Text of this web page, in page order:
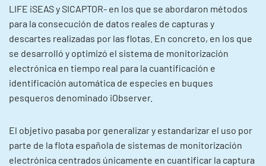
LIFE iSEAS y SICAPTOR- en los que se abordaron métodos
para la consecución de datos reales de capturas y
descartes realizadas por las flotas. En concreto, en los que
se desarrolló y optimizó el sistema de monitorización
electrónica en tiempo real para la cuantificación e
identificación automática de especies en buques
pesqueros denominado iObserver.
El objetivo pasaba por generalizar y estandarizar el uso por
parte de la flota española de sistemas de monitorización
electrónica centrados únicamente en cuantificar la captura